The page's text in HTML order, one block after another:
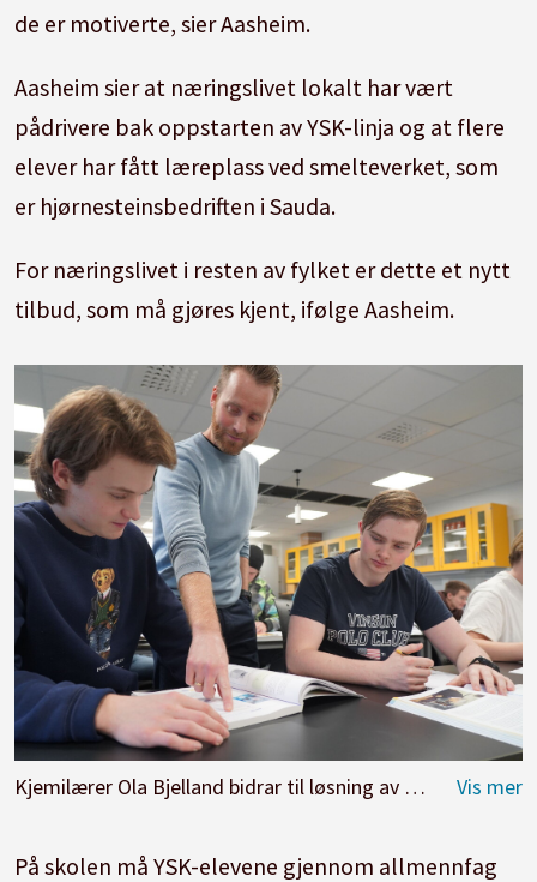
de er motiverte, sier Aasheim.
Aasheim sier at næringslivet lokalt har vært
pådrivere bak oppstarten av YSK-linja og at flere
elever har fått læreplass ved smelteverket, som
er hjørnesteinsbedriften i Sauda.
For næringslivet i resten av fylket er dette et nytt
tilbud, som må gjøres kjent, ifølge Aasheim.
Kjemilærer Ola Bjelland bidrar til løsning av oppgaver sammen med Sander Joa til venstre og Martin Fisketjønn til høyre.
På skolen må YSK-elevene gjennom allmennfag